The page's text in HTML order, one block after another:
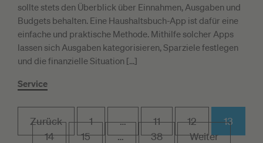
sollte stets den Überblick über Einnahmen, Ausgaben und
Budgets behalten. Eine Haushaltsbuch-App ist dafür eine
einfache und praktische Methode. Mithilfe solcher Apps
lassen sich Ausgaben kategorisieren, Sparziele festlegen
und die finanzielle Situation […]
Service
Zurück 1 … 11 12
13
14
15 … 38 Weiter